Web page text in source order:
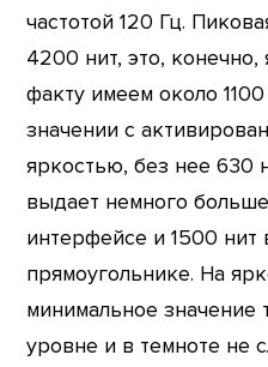
частотой 120 Гц.
4200 нит, это,
факту имеем около
значении с
яркостью, без нее 630
выдает немного
интерфейсе и 1500 нит
прямоугольнике. На
минимальное
уровне и в темноте не